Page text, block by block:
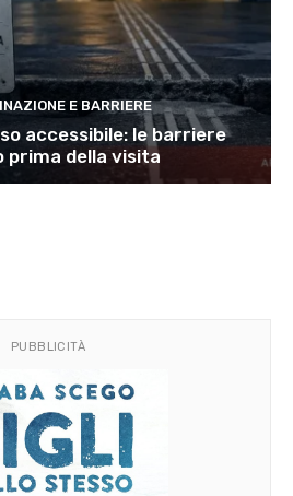
E BARRIERE
accessibile: le barriere
prima della visita
PUBBLICITÀ